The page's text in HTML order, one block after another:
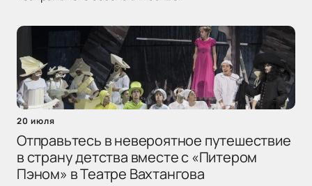
20 июля
Отправьтесь в невероятное путешествие
в страну детства вместе с «Питером
Пэном» в Театре Вахтангова